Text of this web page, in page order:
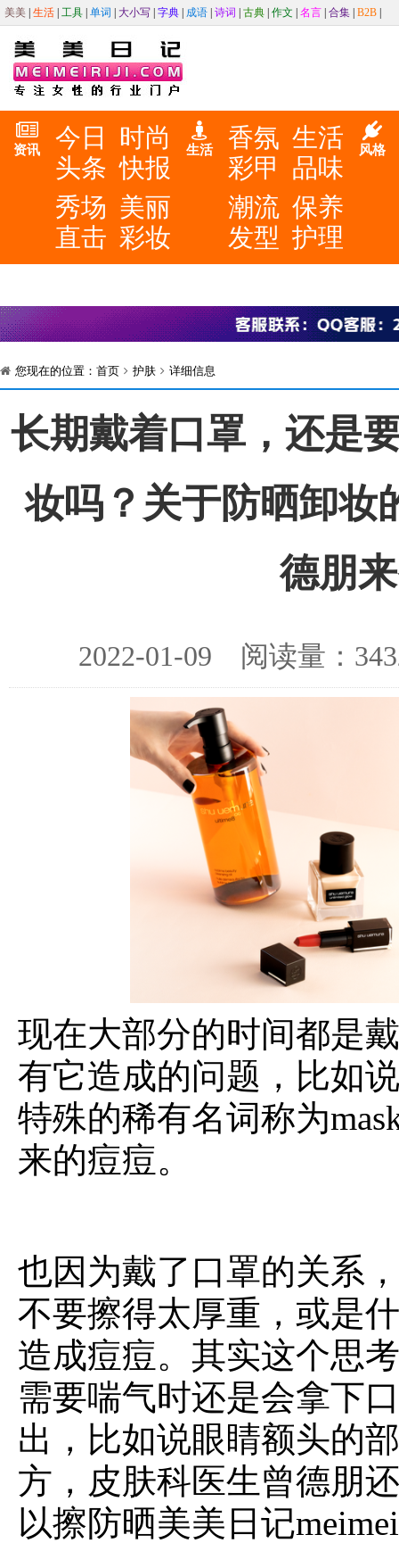
美美 生活 工具 单词 大小写 字典 成语 诗词 古典 作文 名言 合集 B2B
资讯
今日
头条
时尚
快报
秀场
直击
美丽
彩妆
生活
香氛
彩甲
生活
品味
潮流
发型
保养
护理
风格
您现在的位置： 首页 护肤 详细信息
长期戴着口罩，还是
妆吗？关于防晒卸妆
德朋
2022-01-09 阅读量：
现在大部分的时间都是
有它造成的问题，比如
特殊的稀有名词称为
来的痘痘。
也因为戴了口罩的关系
不要擦得太厚重，或是
造成痘痘。其实这个思
需要喘气时还是会拿下
出，比如说眼睛额头的
方，皮肤科医生曾德朋
以擦防晒美美日记